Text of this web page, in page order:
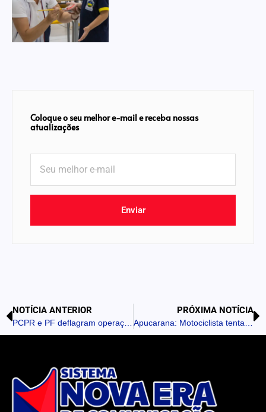
Coloque o seu melhor e-mail e receba nossas
atualizações
Enviar
NOTÍCIA ANTERIOR PRÓXIMA NOTÍCIA